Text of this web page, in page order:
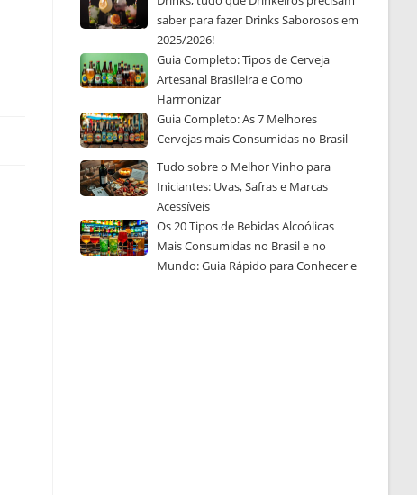
saber para fazer Drinks Saborosos em
2025/2026!
Guia Completo: Tipos de Cerveja
Artesanal Brasileira e Como
Harmonizar
Guia Completo: As 7 Melhores
Cervejas mais Consumidas no Brasil
Tudo sobre o Melhor Vinho para
Iniciantes: Uvas, Safras e Marcas
Acessíveis
Os 20 Tipos de Bebidas Alcoólicas
Mais Consumidas no Brasil e no
Mundo: Guia Rápido para Conhecer e